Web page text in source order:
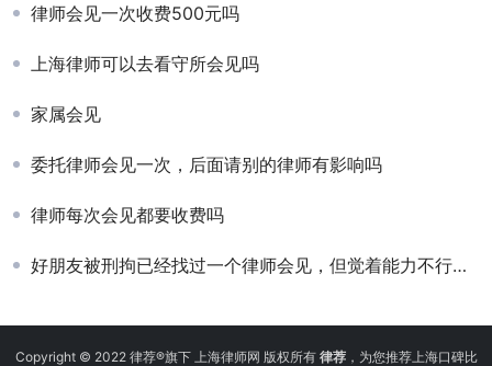
律师会见一次收费500元吗
上海律师可以去看守所会见吗
家属会见
委托律师会见一次，后面请别的律师有影响吗
律师每次会见都要收费吗
好朋友被刑拘已经找过一个律师会见，但觉着能力不行可以再换个律师会见吗？
Copyright © 2022 律荐®旗下 上海律师网 版权所有 律荐，为您推荐上海口碑比